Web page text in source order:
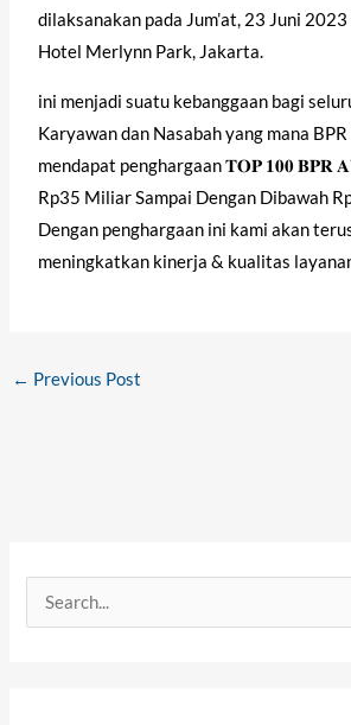
dilaksanakan pada Jum’at, 23 Juni
Hotel Merlynn Park, Jakarta.
ini menjadi suatu kebanggaan bagi
Karyawan dan Nasabah yang mana
mendapat penghargaan 𝐓𝐎𝐏 𝟏𝟎𝟎
Rp35 Miliar Sampai Dengan Dibawah
Dengan penghargaan ini kami akan
meningkatkan kinerja & kualitas
← Previous Post